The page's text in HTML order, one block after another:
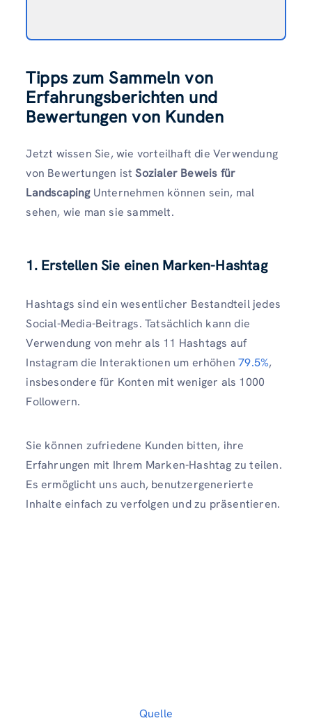
Tipps zum Sammeln von
Erfahrungsberichten und
Bewertungen von Kunden
Jetzt wissen Sie, wie vorteilhaft die Verwendung
von Bewertungen istSozialer Beweis für
Landscaping Unternehmen können sein, mal
sehen, wie man sie sammelt.
1. Erstellen Sie einen Marken-Hashtag
Hashtags sind ein wesentlicher Bestandteil jedes
Social-Media-Beitrags. Tatsächlich kann die
Verwendung von mehr als 11 Hashtags auf
Instagram die Interaktionen um erhöhen79.5%,
insbesondere für Konten mit weniger als 1000
Followern.
Sie können zufriedene Kunden bitten, ihre
Erfahrungen mit Ihrem Marken-Hashtag zu teilen.
Es ermöglicht uns auch, benutzergenerierte
Inhalte einfach zu verfolgen und zu präsentieren.
Quelle